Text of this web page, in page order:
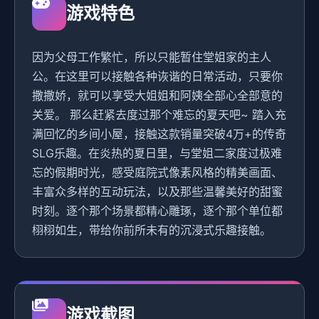
游戏特色
因为父母工作繁忙，所以只能暂住堂姐家的主人
公。在这里可以接触各种诙谐的日常活动，只要你
撒撒娇，就可以享受大姐姐和阿姨全部心全部意的
关爱。 那么赶紧去度过那个难忘的夏天吧~ 踏入充
满回忆的乡间小屋，接触这款销量突破4万+的传奇
SLG乐趣。在炎热的夏日里，与堂姐二家度过极难
忘的假期时光，感受庭院式像素风格的精美画面、
丰富众多样的互动玩法，以及那些温馨美好的甜蜜
时刻。逐个那个场景都精心雕琢，逐个那个单位都
栩栩如生，带给你前所未有的沉浸式乐趣接触。